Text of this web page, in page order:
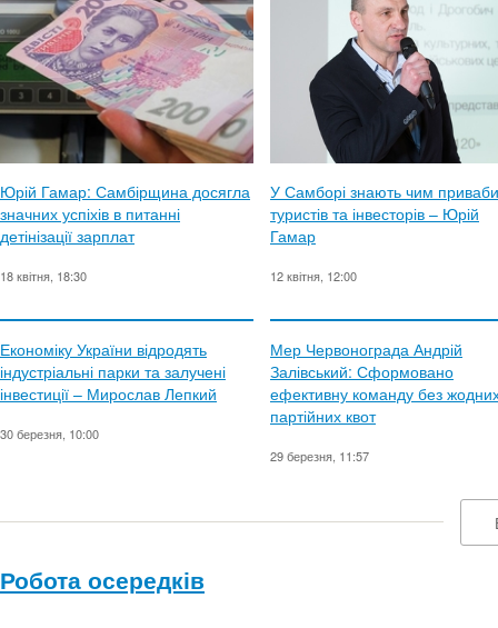
Юрій Гамар: Самбірщина досягла
значних успіхів в питанні
детінізації зарплат
18 квітня, 18:30
У Самборі знають чим
туристів та інвесторів – Юрій
Гамар
12 квітня, 12:00
Економіку України відродять
індустріальні парки та залучені
інвестиції – Мирослав Лепкий
30 березня, 10:00
Мер Червонограда Андрій
Залівський: Сформовано
ефективну команду без
партійних квот
29 березня, 11:57
Робота осередків